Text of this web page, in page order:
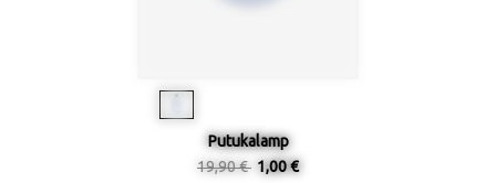
Putukalamp
19,90 € 1,00 €